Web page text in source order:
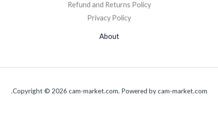
Refund and Returns Policy
Privacy Policy
About
Copyright © 2026 cam-market.com. Powered by cam-market.com.